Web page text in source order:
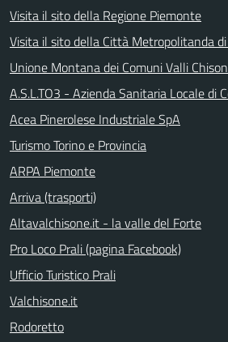
Visita il sito della Regione Piemonte
Visita il sito della Città Metropolitanda di
Unione Montana dei Comuni Valli
A.S.L.TO3 - Azienda Sanitaria Locale di
Acea Pinerolese Industriale SpA
Turismo Torino e Provincia
ARPA Piemonte
Arriva (trasporti)
Altavalchisone.it - la valle del Forte
Pro Loco Prali (pagina Facebook)
Ufficio Turistico Prali
Valchisone.it
Rodoretto